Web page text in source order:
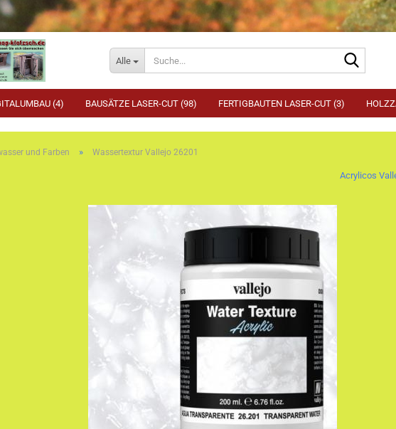
Alle
(4) BAUSÄTZE LASER-CUT (98) FERTIGBAUTEN LASER-CUT (3)
und Farben » Wassertextur Vallejo 26201
Acrylicos